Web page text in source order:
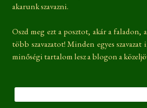
akarunk szavazni.
Oszd meg ezt a posztot, akár a faladon,
több szavazatot! Minden egyes
minőségi tartalom lesz a blogon a